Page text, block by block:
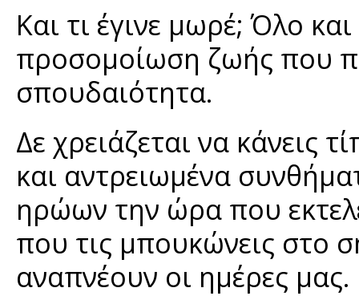
Και τι έγινε μωρέ; Όλο
προσομοίωση ζωής που
σπουδαιότητα.
Δε χρειάζεται να κάνεις
και αντρειωμένα
ηρώων την ώρα που
που τις μπουκώνεις στο
αναπνέουν οι ημέρες